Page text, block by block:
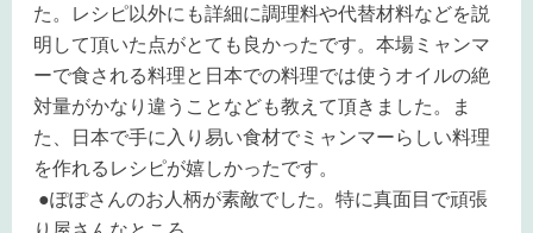
た。レシピ以外にも詳細に調理料や代替材料などを説
明して頂いた点がとても良かったです。本場ミャンマ
ーで食される料理と日本での料理では使うオイルの絶
対量がかなり違うことなども教えて頂きました。ま
た、日本で手に入り易い食材でミャンマーらしい料理
を作れるレシピが嬉しかったです。
●ぽぽさんのお人柄が素敵でした。特に真面目で頑張